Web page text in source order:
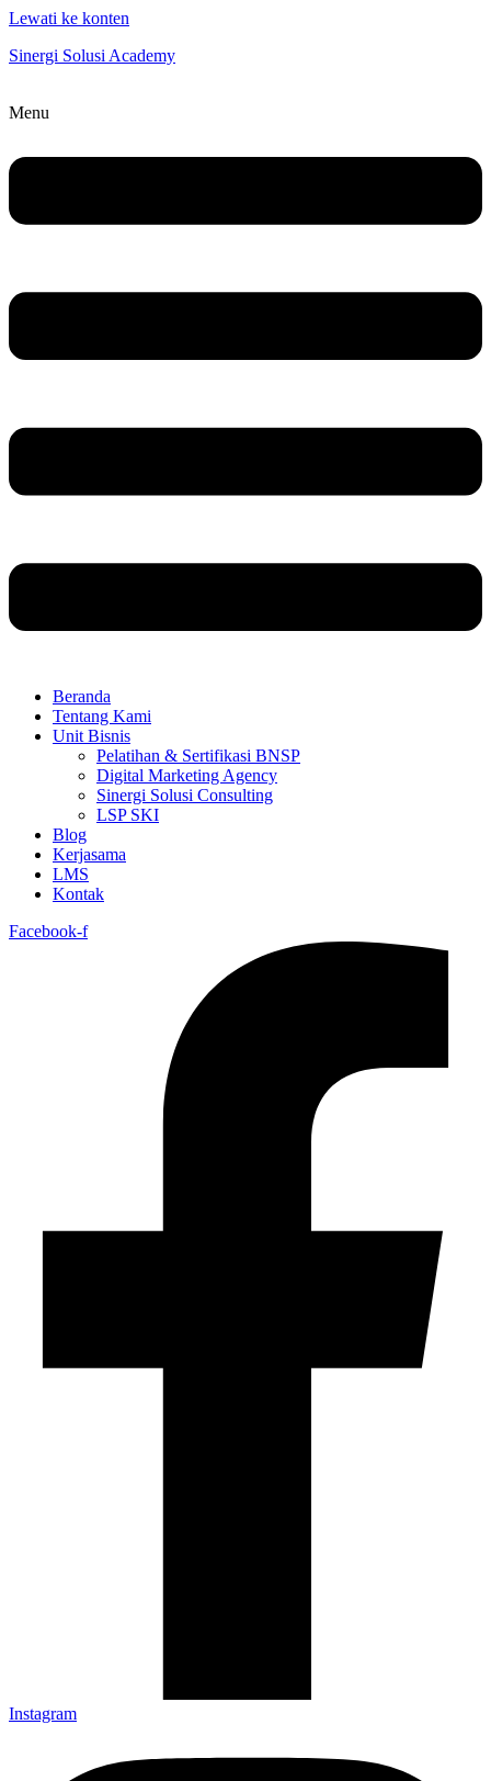
Lewati ke konten
Sinergi Solusi Academy
Menu
Beranda
Tentang Kami
Unit Bisnis
Pelatihan & Sertifikasi BNSP
Digital Marketing Agency
Sinergi Solusi Consulting
LSP SKI
Blog
Kerjasama
LMS
Kontak
Facebook-f
Instagram